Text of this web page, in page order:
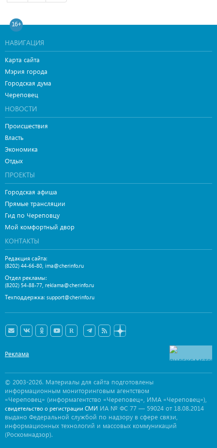
16+
НАВИГАЦИЯ
Карта сайта
Мэрия города
Городская дума
Череповец
НОВОСТИ
Происшествия
Власть
Экономика
Отдых
ПРОЕКТЫ
Городская афиша
Прямые трансляции
Гид по Череповцу
Мой комфортный двор
КОНТАКТЫ
Редакция сайта:
(8202) 44-66-80, ima@cherinfo.ru
Отдел рекламы:
(8202) 54-88-77, reklama@cherinfo.ru
Техподдержка: support@cherinfo.ru
Реклама
© 2003-2026. Материалы для сайта подготовлены
информационным мониторинговым агентством
«Череповец» (информагентство «Череповец», ИМА «Череповец»),
свидетельство о регистрации СМИ ИА № ФС 77 — 59024 от 18.08.2014
выдано Федеральной службой по надзору в сфере связи,
информационных технологий и массовых коммуникаций
(Роскомнадзор).